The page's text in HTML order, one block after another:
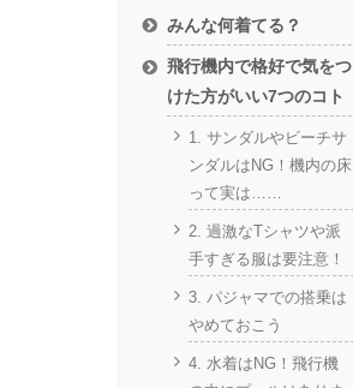
みんな何着てる？
飛行機内で格好で気をつ
けた方がいい7つのコト
1. サンダルやビーチサ
ンダルはNG！機内の床
って実は……
2. 過激なTシャツや派
手すぎる服は要注意！
3. パジャマでの搭乗は
やめておこう
4. 水着はNG！飛行機